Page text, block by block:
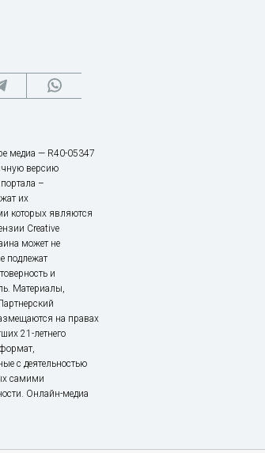
медиа — R40-05347
версию
–
их
которых являются
Creative
может не
подлежат
и
Материалы,
на правах
21-летнего
с деятельностью
самими
Онлайн-медиа